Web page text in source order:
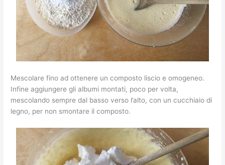
Mescolare fino ad ottenere un composto liscio e omogeneo.
Infine aggiungere gli albumi montati, poco per volta,
mescolando sempre dal basso verso l’alto, con un cucchiaio di
legno, per non smontare il composto.